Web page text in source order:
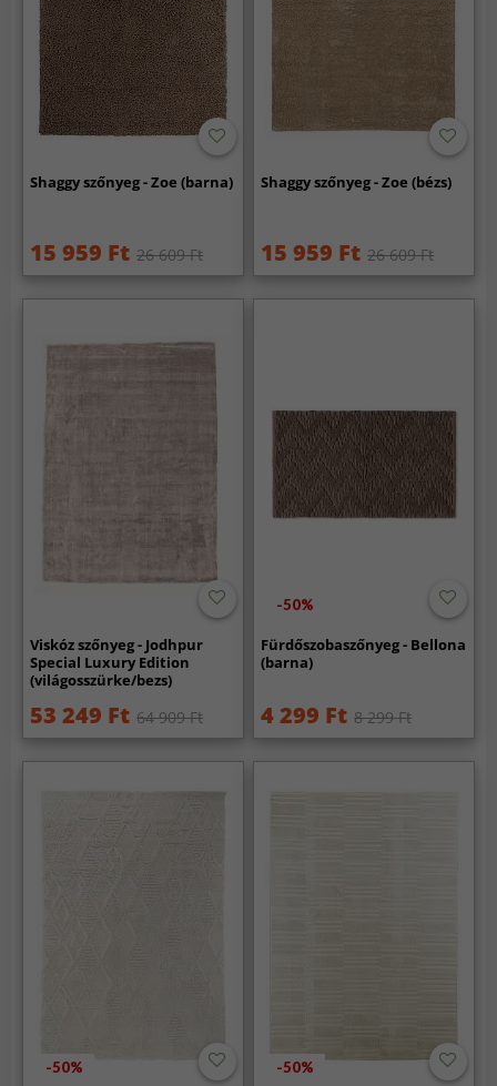
Shaggy szőnyeg - Zoe (barna)
15 959 Ft 26 609 Ft
Shaggy szőnyeg - Zoe (bézs)
15 959 Ft 26 609 Ft
Viskóz szőnyeg - Jodhpur
Special Luxury Edition
(világosszürke/bezs)
53 249 Ft 64 909 Ft
-50%
Fürdőszobaszőnyeg - Bellona
(barna)
4 299 Ft 8 299 Ft
-50% -50%